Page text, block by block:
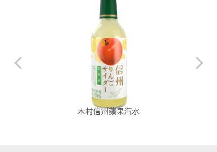
木村信州蘋果汽水